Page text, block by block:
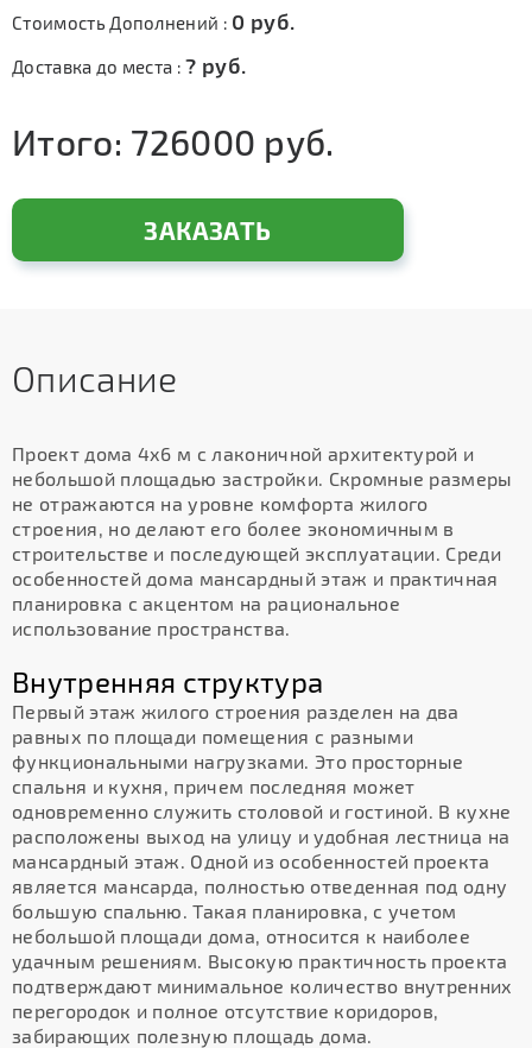
Стоимость Дополнений : 0 руб.
Доставка до места :? руб.
Итого: 726000 руб.
ЗАКАЗАТЬ
Описание
Проект дома 4х6 м с лаконичной архитектурой и
небольшой площадью застройки. Скромные размеры
не отражаются на уровне комфорта жилого
строения, но делают его более экономичным в
строительстве и последующей эксплуатации. Среди
особенностей дома мансардный этаж и практичная
планировка с акцентом на рациональное
использование пространства.
Внутренняя структура
Первый этаж жилого строения разделен на два
равных по площади помещения с разными
функциональными нагрузками. Это просторные
спальня и кухня, причем последняя может
одновременно служить столовой и гостиной. В кухне
расположены выход на улицу и удобная лестница на
мансардный этаж. Одной из особенностей проекта
является мансарда, полностью отведенная под одну
большую спальню. Такая планировка, с учетом
небольшой площади дома, относится к наиболее
удачным решениям. Высокую практичность проекта
подтверждают минимальное количество внутренних
перегородок и полное отсутствие коридоров,
забирающих полезную площадь дома.